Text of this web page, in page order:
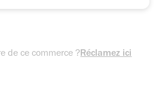
de ce commerce ?Réclamez ici